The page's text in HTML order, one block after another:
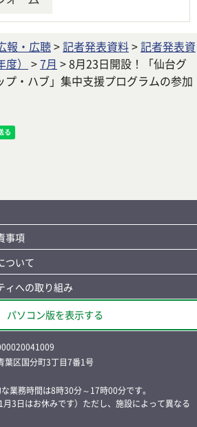
報・広聴>記者発表資料>記者発表資
）
>7月 > 8月23日開設！「仙台グ
プ・ハブ」集中支援プログラムの参加
事項
ついて
ィへの取り組み
パソコン版を表示する
区国分町3丁目7番1号
業務時間は8時30分～17時00分です。
3日はお休みです）ただし、施設によって異なる